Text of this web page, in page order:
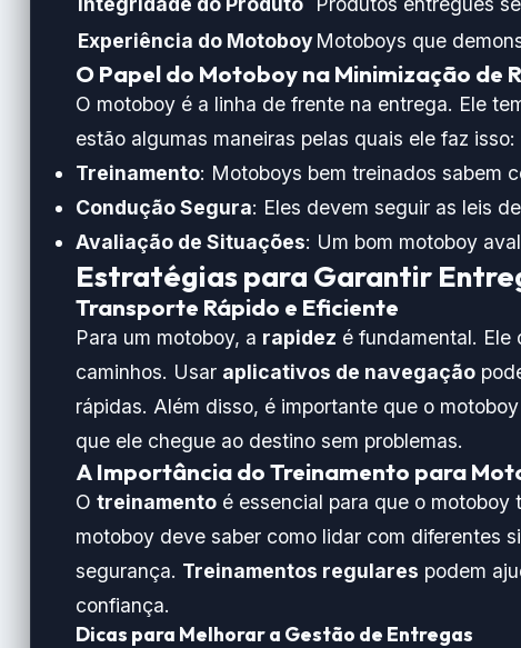
Experiência do MotoboyMotoboys que
O Papel do Motoboy na Minimização de
O motoboy é a linha de frente na entrega. Ele
estão algumas maneiras pelas quais ele faz isso:
Treinamento: Motoboys bem treinados sabem
Condução Segura: Eles devem seguir as leis
Avaliação de Situações: Um bom motoboy
Estratégias para Garantir
Transporte Rápido e Eficiente
Para um motoboy, a rapidez é fundamental. Ele
caminhos. Usar aplicativos de navegação
rápidas. Além disso, é importante que o
que ele chegue ao destino sem problemas.
A Importância do Treinamento para
O treinamentoé essencial para que o motoboy
motoboy deve saber como lidar com diferentes
segurança. Treinamentos regulares podem
confiança.
Dicas para Melhorar a Gestão de Entregas